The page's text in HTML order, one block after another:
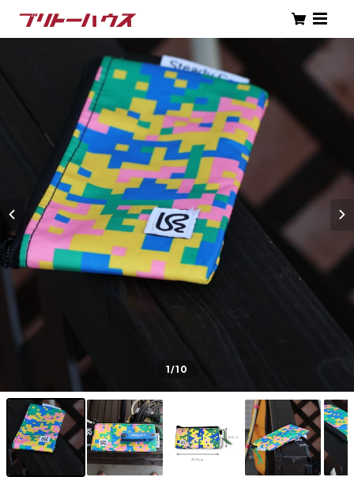
1/10